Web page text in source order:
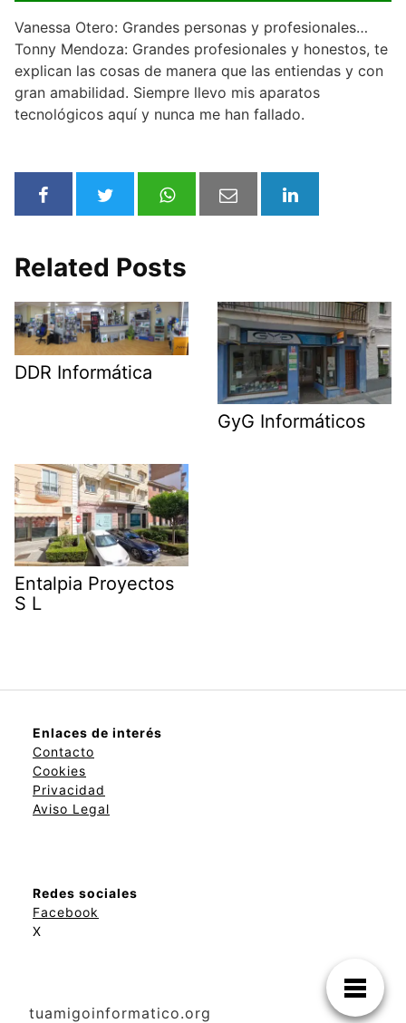
Vanessa Otero: Grandes personas y profesionales…
Tonny Mendoza: Grandes profesionales y honestos, te
explican las cosas de manera que las entiendas y con
gran amabilidad. Siempre llevo mis aparatos
tecnológicos aquí y nunca me han fallado.
Related Posts
DDR Informática
GyG Informáticos
Entalpia Proyectos
S L
Enlaces de interés
Contacto
Cookies
Privacidad
Aviso Legal
Redes sociales
Facebook
X
tuamigoinformatico.org